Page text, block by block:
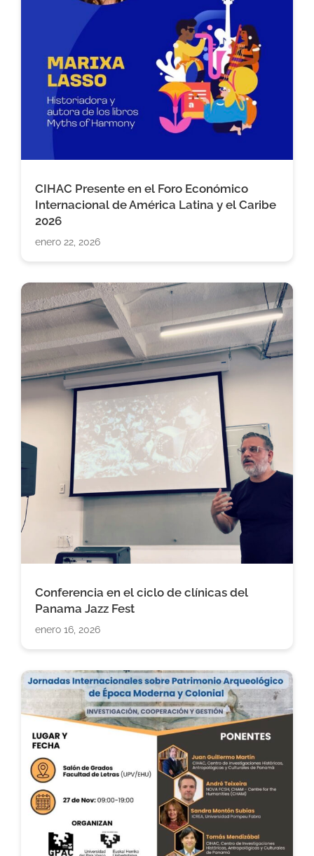
CIHAC Presente en el Foro Económico
Internacional de América Latina y el Caribe
2026
enero 22, 2026
Conferencia en el ciclo de clínicas del
Panama Jazz Fest
enero 16, 2026